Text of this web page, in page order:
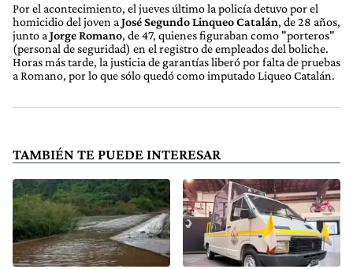
Por el acontecimiento, el jueves último la policía detuvo por el
homicidio del joven a José Segundo Linqueo Catalán, de 28 años,
junto a Jorge Romano, de 47, quienes figuraban como "porteros"
(personal de seguridad) en el registro de empleados del boliche.
Horas más tarde, la justicia de garantías liberó por falta de pruebas
a Romano, por lo que sólo quedó como imputado Liqueo Catalán.
TAMBIÉN TE PUEDE INTERESAR